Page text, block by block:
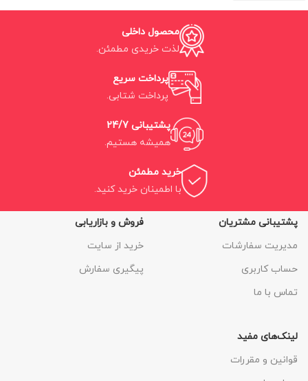
محصول داخلی
لذت خریدی مطمئن.
پرداخت سریع
پرداخت شتابی.
پشتیبانی 24/7
همیشه هستیم.
خرید مطمئن
با اطمینان خرید کنید.
پشتیبانی مشتریان
مدیریت سفارشات
حساب کاربری
تماس با ما
فروش و بازاریابی
خرید از سایت
پیگیری سفارش
لینک‌های مفید
قوانین و مقررات